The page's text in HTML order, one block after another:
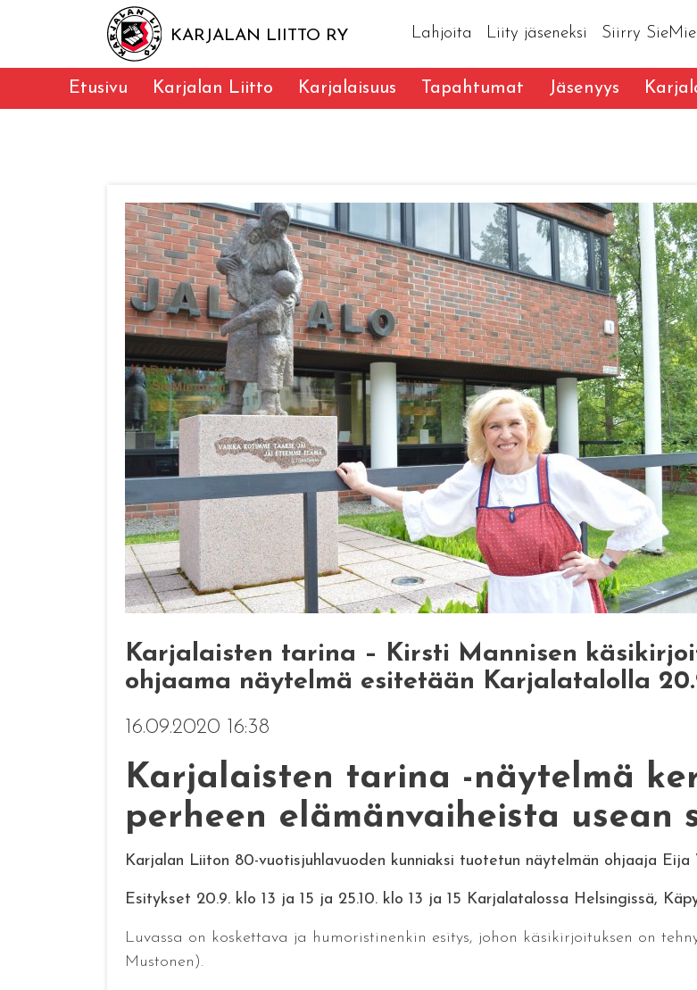
KARJALAN LIITTO RY Lahjoita Liity jäseneksi Siirry
Etusivu Karjalan Liitto Karjalaisuus Tapahtumat Jäsenyys
Karjalaisten tarina – Kirsti Mannisen
ohjaama näytelmä esitetään Karjalatalolla
16.09.2020 16:38
Karjalaisten tarina -näytelmä
perheen elämänvaiheista usean
Karjalan Liiton 80-vuotisjuhlavuoden kunniaksi tuotetun näytelmän ohjaaja
Esitykset 20.9. klo 13 ja 15 ja 25.10. klo 13 ja 15 Karjalatalossa Helsingissä,
Luvassa on koskettava ja humoristinenkin esitys, johon käsikirjoituksen on
Mustonen).